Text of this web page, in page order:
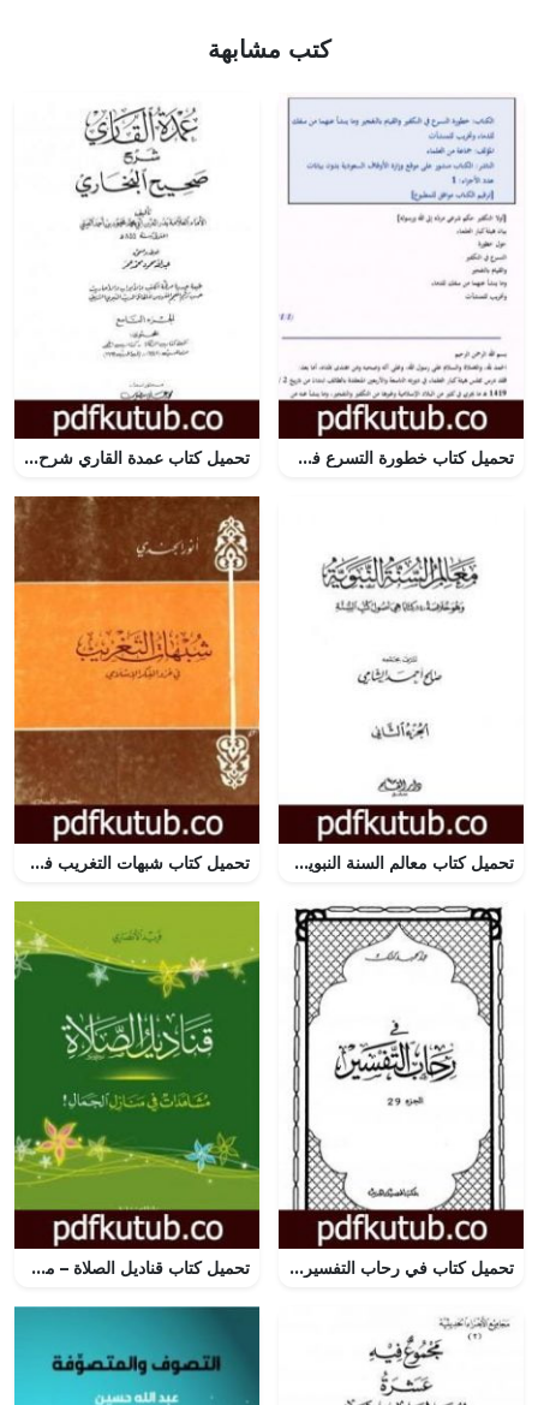
كتب مشابهة
تحميل كتاب خطورة التسرع في التكفير والقيام بالتفجير وما ينشأ عنهما من سفك للدماء وتخريب للمنشآت PDF تأليف نخبة من العلماء مجانا [كامل] تحميل كتاب عمدة القاري شرح البخاري – الجزء التاسع PDF تأليف بدر الدين العيني مجانا [كامل]
تحميل كتاب معالم السنة النبوية – الجزء الثاني: تابع المقصد الثالث العبادات – أحكام الأسرة – الحاجات الضرورية PDF تأليف صالح أحمد الشامي مجانا [كامل] تحميل كتاب شبهات التغريب في غزو الفكر الإسلامي PDF تأليف أنور الجندي مجانا [كامل]
تحميل كتاب في رحاب التفسير – الجزء التاسع والعشرون PDF تأليف عبد الحميد كشك مجانا [كامل] تحميل كتاب قناديل الصلاة – مشاهدات في منازل الجمال PDF تأليف فريد الأنصاري مجانا [كامل]